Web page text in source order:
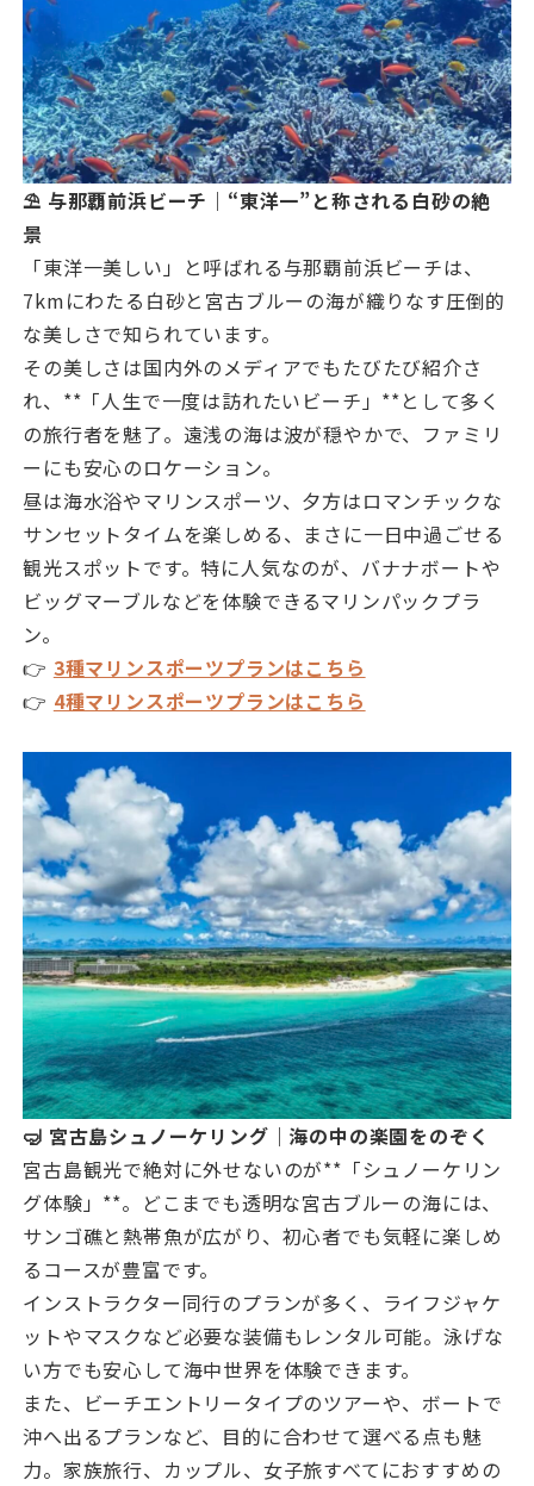
⛱️ 与那覇前浜ビーチ｜“東洋一”と称される白砂の絶
景
「東洋一美しい」と呼ばれる与那覇前浜ビーチは、
7kmにわたる白砂と宮古ブルーの海が織りなす圧倒的
な美しさで知られています。
その美しさは国内外のメディアでもたびたび紹介さ
れ、**「人生で一度は訪れたいビーチ」**として多く
の旅行者を魅了。遠浅の海は波が穏やかで、ファミリ
ーにも安心のロケーション。
昼は海水浴やマリンスポーツ、夕方はロマンチックな
サンセットタイムを楽しめる、まさに一日中過ごせる
観光スポットです。特に人気なのが、バナナボートや
ビッグマーブルなどを体験できるマリンパックプラ
ン。
👉 3種マリンスポーツプランはこちら
👉 4種マリンスポーツプランはこちら
🤿 宮古島シュノーケリング｜海の中の楽園をのぞく
宮古島観光で絶対に外せないのが**「シュノーケリン
グ体験」**。どこまでも透明な宮古ブルーの海には、
サンゴ礁と熱帯魚が広がり、初心者でも気軽に楽しめ
るコースが豊富です。
インストラクター同行のプランが多く、ライフジャケ
ットやマスクなど必要な装備もレンタル可能。泳げな
い方でも安心して海中世界を体験できます。
また、ビーチエントリータイプのツアーや、ボートで
沖へ出るプランなど、目的に合わせて選べる点も魅
力。家族旅行、カップル、女子旅すべてにおすすめの